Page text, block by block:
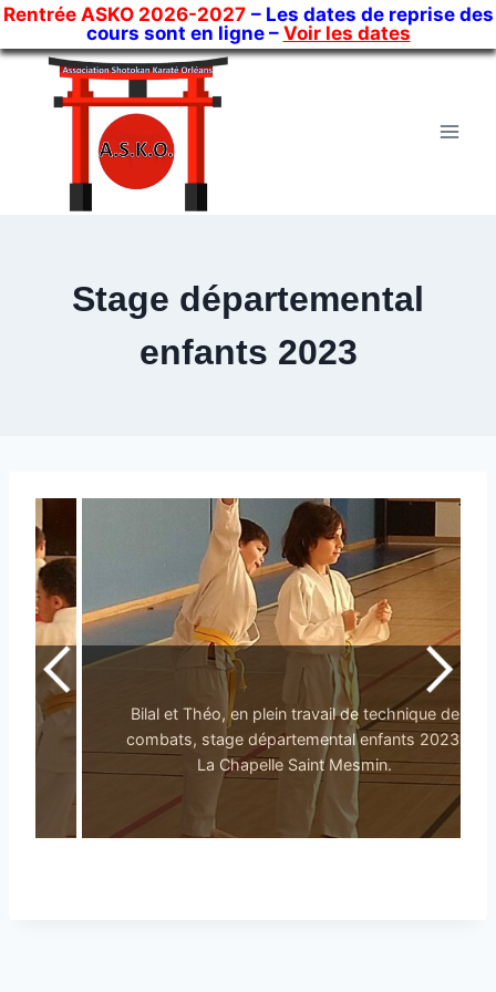
Rentrée ASKO 2026-2027 – Les dates de reprise des
cours sont en ligne – Voir les dates
Skip
Stage départemental
enfants 2023
Bilal et Théo, en plein travail de technique de
combats, stage départemental enfants 2023,
La Chapelle Saint Mesmin.